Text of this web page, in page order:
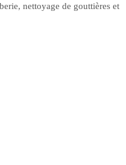
nettoyage de gouttières et